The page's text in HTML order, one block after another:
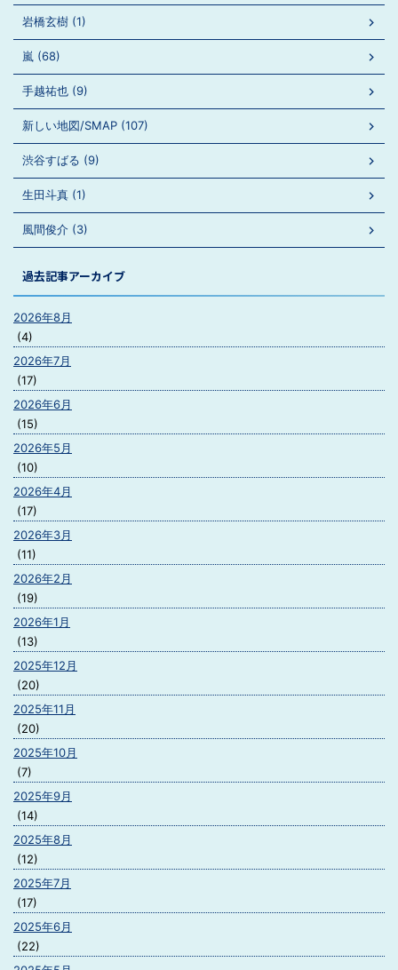
岩橋玄樹 (1)
嵐 (68)
手越祐也 (9)
新しい地図/SMAP (107)
渋谷すばる (9)
生田斗真 (1)
風間俊介 (3)
過去記事アーカイブ
2026年8月
(4)
2026年7月
(17)
2026年6月
(15)
2026年5月
(10)
2026年4月
(17)
2026年3月
(11)
2026年2月
(19)
2026年1月
(13)
2025年12月
(20)
2025年11月
(20)
2025年10月
(7)
2025年9月
(14)
2025年8月
(12)
2025年7月
(17)
2025年6月
(22)